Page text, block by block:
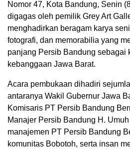
Nomor 47, Kota Bandung, Senin
digagas oleh pemilik Grey Art
menghadirkan beragam karya
fotografi, dan memorabilia yang
panjang Persib Bandung sebagai
kebanggaan Jawa Barat.
Acara pembukaan dihadiri
antaranya Wakil Gubernur Jawa
Komisaris PT Persib Bandung
Manajer Persib Bandung H.
manajemen PT Persib Bandung
komunitas Bobotoh, serta insan